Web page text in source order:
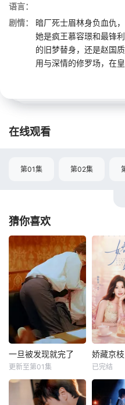
语言：
剧情：
暗厂死士眉林身负血仇
她是疯王慕容璟和最锋
的旧梦替身，还是赵国
用与深情的修罗场，在
在线观看
第01集 第02集
猜你喜欢
一旦被发现就完了
更新至第01集
娇藏京枝
已完结